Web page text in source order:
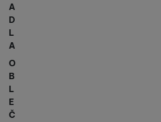
A
D
L
A
O
B
L
E
Č